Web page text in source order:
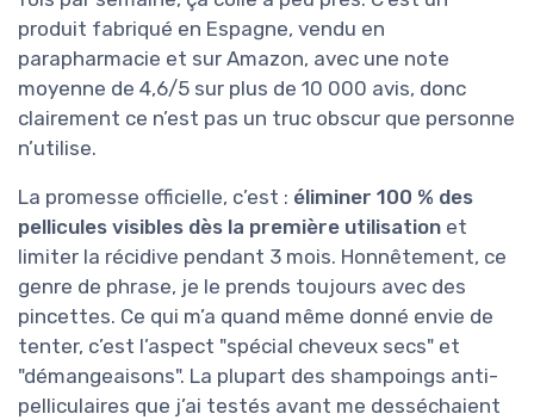
produit fabriqué en Espagne, vendu en
parapharmacie et sur Amazon, avec une note
moyenne de 4,6/5 sur plus de 10 000 avis, donc
clairement ce n’est pas un truc obscur que personne
n’utilise.
La promesse officielle, c’est : éliminer 100 % des
pellicules visibles dès la première utilisation et
limiter la récidive pendant 3 mois. Honnêtement, ce
genre de phrase, je le prends toujours avec des
pincettes. Ce qui m’a quand même donné envie de
tenter, c’est l’aspect "spécial cheveux secs" et
"démangeaisons". La plupart des shampoings anti-
pelliculaires que j’ai testés avant me desséchaient